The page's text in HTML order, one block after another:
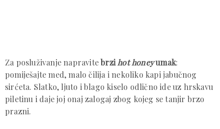
Za posluživanje napravitebrzi hot honeyumak:
pomiješajte med, malo čilija i nekoliko kapi jabučnog
sirćeta. Slatko, ljuto i blago kiselo odlično ide uz hrskavu
piletinu i daje joj onaj zalogaj zbog kojeg se tanjir brzo
prazni.